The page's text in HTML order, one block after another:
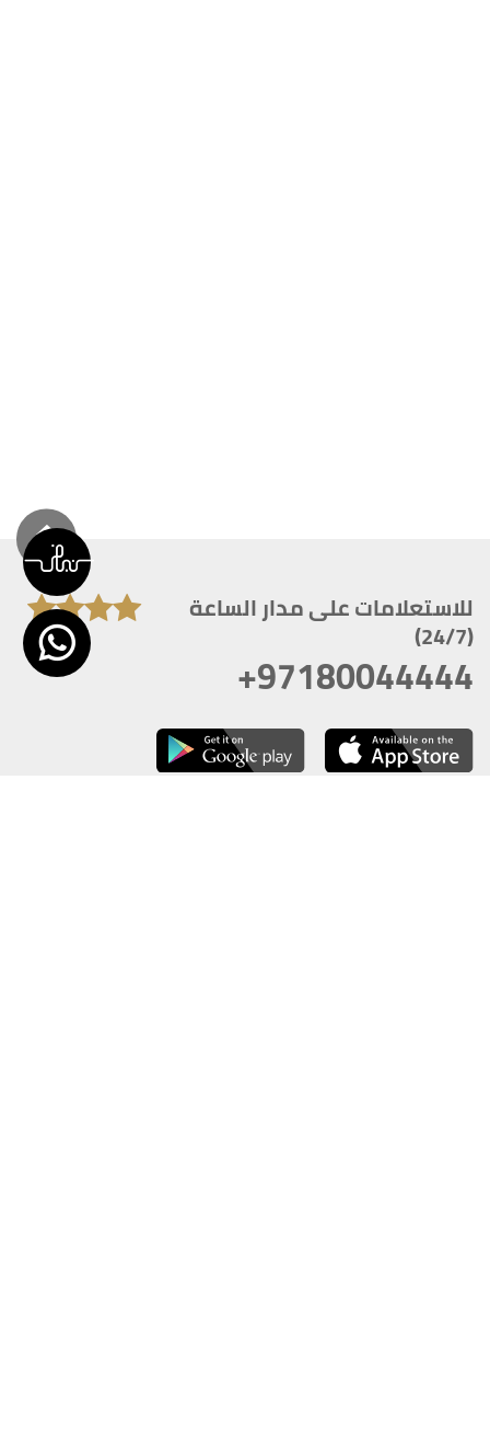
للاستعلامات على مدار الساعة
(24/7)
+97180044444